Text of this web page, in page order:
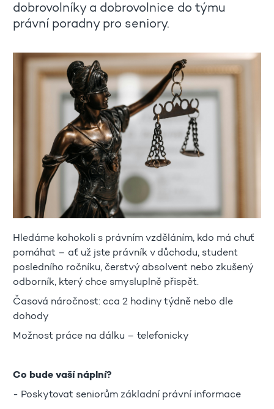
dobrovolníky a dobrovolnice do týmu
právní poradny pro seniory.
Hledáme kohokoli s právním vzděláním, kdo má chuť
pomáhat – ať už jste právník v důchodu, student
posledního ročníku, čerstvý absolvent nebo zkušený
odborník, který chce smysluplně přispět.
Časová náročnost: cca 2 hodiny týdně nebo dle
dohody
Možnost práce na dálku – telefonicky
Co bude vaší náplní?
- Poskytovat seniorům základní právní informace